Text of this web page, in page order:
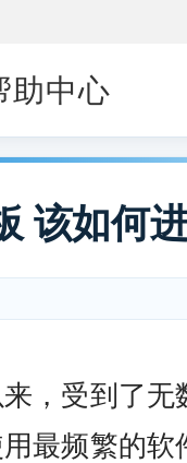
助中心
该如何
，受到了无
最频繁的软